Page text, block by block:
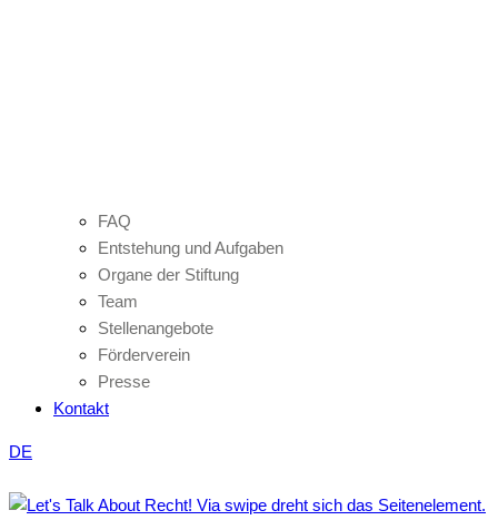
FAQ
Entstehung und Aufgaben
Organe der Stiftung
Team
Stellenangebote
Förderverein
Presse
Kontakt
DE